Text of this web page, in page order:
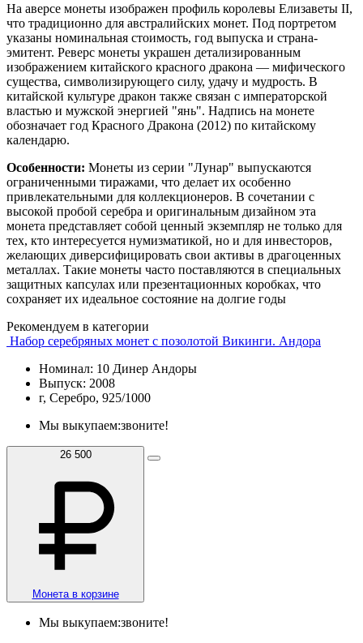
На аверсе монеты изображен профиль королевы Елизаветы II,
что традиционно для австралийских монет. Под портретом
указаны номинальная стоимость, год выпуска и страна-
эмитент. Реверс монеты украшен детализированным
изображением китайского красного дракона — мифического
существа, символизирующего силу, удачу и мудрость. В
китайской культуре дракон также связан с императорской
властью и мужской энергией "янь". Надпись на монете
обозначает год Красного Дракона (2012) по китайскому
календарю.
Особенности: Монеты из серии "Лунар" выпускаются
ограниченными тиражами, что делает их особенно
привлекательными для коллекционеров. В сочетании с
высокой пробой серебра и оригинальным дизайном эта
монета представляет собой ценный экземпляр не только для
тех, кто интересуется нумизматикой, но и для инвесторов,
желающих диверсифицировать свои активы в драгоценных
металлах. Такие монеты часто поставляются в специальных
защитных капсулах или презентационных коробках, что
сохраняет их идеальное состояние на долгие годы
Рекомендуем в категории
Набор серебряных монет с позолотой Викинги. Андора
Номинал: 10 Динер Андоры
Выпуск: 2008
г, Серебро, 925/1000
Мы выкупаем:звоните!
26 500
Монета в корзине
Мы выкупаем:звоните!